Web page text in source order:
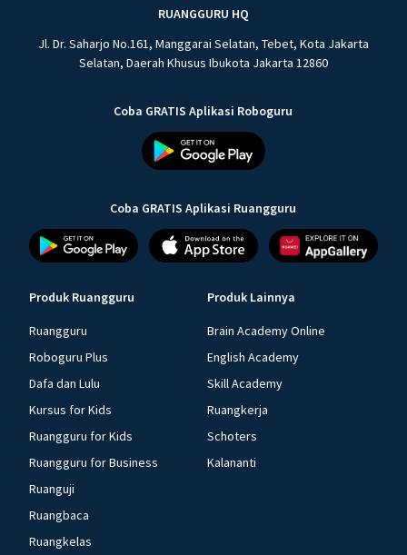
RUANGGURU HQ
Jl. Dr. Saharjo No.161, Manggarai Selatan, Tebet, Kota Jakarta
Selatan, Daerah Khusus Ibukota Jakarta 12860
Coba GRATIS Aplikasi Roboguru
Coba GRATIS Aplikasi Ruangguru
Produk Ruangguru
Ruangguru
Roboguru Plus
Dafa dan Lulu
Kursus for Kids
Ruangguru for Kids
Ruangguru for Business
Ruanguji
Ruangbaca
Ruangkelas
Produk Lainnya
Brain Academy Online
English Academy
Skill Academy
Ruangkerja
Schoters
Kalananti